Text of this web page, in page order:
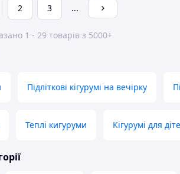
2 3 ...
1 - 29 товарів з 5000+
Підліткові кігурумі на вечірку
Теплі кигуруми Кігурумі для